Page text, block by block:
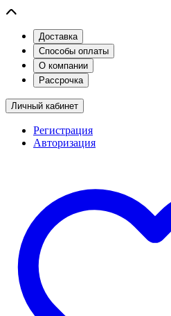
Доставка
Способы оплаты
О компании
Рассрочка
Личный кабинет
Регистрация
Авторизация